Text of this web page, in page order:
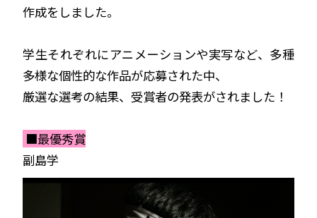
作成をしました。
学生それぞれにアニメーションや実写など、多種
多様な個性的な作品が応募された中、
厳選な選考の結果、受賞者の発表がされました！
■最優秀賞
副島学